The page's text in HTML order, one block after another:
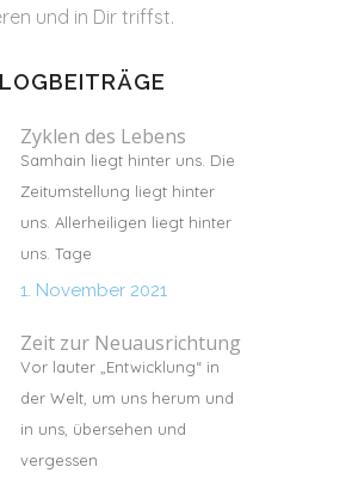
und in Dir triffst.
Zyklen des Lebens
Samhain liegt hinter uns. Die
Zeitumstellung liegt hinter
uns. Allerheiligen liegt hinter
uns. Tage
1. November 2021
Zeit zur Neuausrichtung
Vor lauter „Entwicklung“ in
der Welt, um uns herum und
in uns, übersehen und
vergessen